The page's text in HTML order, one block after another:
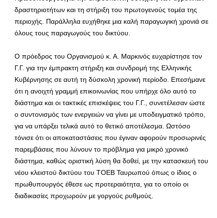
δραστηριοτήτων και τη στήριξη του πρωτογενούς τομέα της
περιοχής. Παράλληλα ευχήθηκε μια καλή παραγωγική χρονιά σε
όλους τους παραγωγούς του δικτύου.
Ο πρόεδρος του Οργανισμού κ. Α. Μαρκινός ευχαρίστησε τον
Γ.Γ. για την έμπρακτη στήριξη και συνδρομή της Ελληνικής
Κυβέρνησης σε αυτή τη δύσκολη χρονική περίοδο. Επεσήμανε
ότι η ανοιχτή γραμμή επικοινωνίας που υπήρχε όλο αυτό το
διάστημα και οι τακτικές επισκέψεις του Γ.Γ., συνετέλεσαν ώστε
ο συντονισμός των ενεργειών να γίνει με υποδειγματικό τρόπο,
για να υπάρξει τελικά αυτό το θετικό αποτέλεσμα. Ωστόσο
τόνισε ότι οι αποκαταστάσεις που έγιναν αφορούν προσωρινές
παρεμβάσεις που λύνουν το πρόβλημα για μικρό χρονικό
διάστημα, καθώς οριστική λύση θα δοθεί, με την κατασκευή του
νέου κλειστού δικτύου του ΤΟΕΒ Ταυρωπού όπως ο ίδιος ο
πρωθυπουργός έθεσε ως προτεραιότητα, για το οποίο οι
διαδικασίες προχωρούν με γοργούς ρυθμούς.